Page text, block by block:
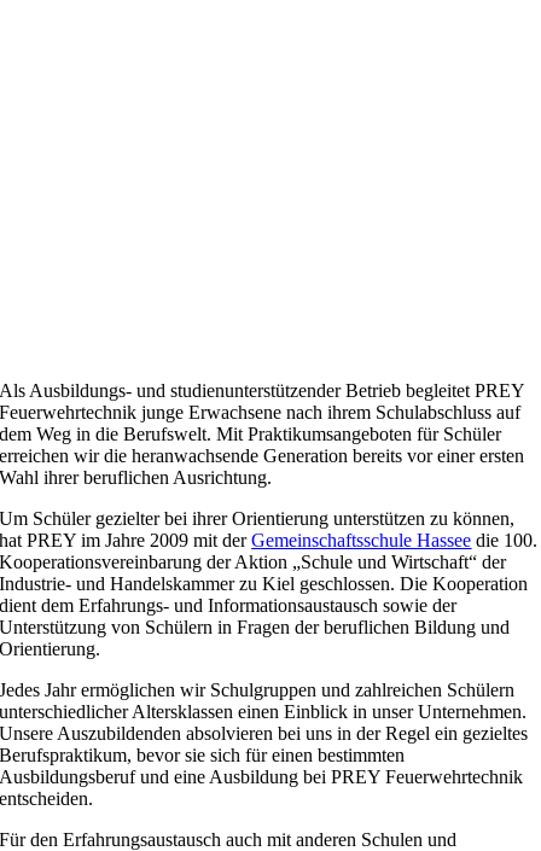
Als Ausbildungs- und studienunterstützender Betrieb begleitet PREY
Feuerwehrtechnik junge Erwachsene nach ihrem Schulabschluss auf
dem Weg in die Berufswelt. Mit Praktikumsangeboten für Schüler
erreichen wir die heranwachsende Generation bereits vor einer ersten
Wahl ihrer beruflichen Ausrichtung.
Um Schüler gezielter bei ihrer Orientierung unterstützen zu können,
hat PREY im Jahre 2009 mit derGemeinschaftsschule Hassee die 100.
Kooperationsvereinbarung der Aktion „Schule und Wirtschaft“ der
Industrie- und Handelskammer zu Kiel geschlossen. Die Kooperation
dient dem Erfahrungs- und Informationsaustausch sowie der
Unterstützung von Schülern in Fragen der beruflichen Bildung und
Orientierung.
Jedes Jahr ermöglichen wir Schulgruppen und zahlreichen Schülern
unterschiedlicher Altersklassen einen Einblick in unser Unternehmen.
Unsere Auszubildenden absolvieren bei uns in der Regel ein gezieltes
Berufspraktikum, bevor sie sich für einen bestimmten
Ausbildungsberuf und eine Ausbildung bei PREY Feuerwehrtechnik
entscheiden.
Für den Erfahrungsaustausch auch mit anderen Schulen und